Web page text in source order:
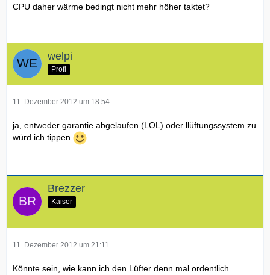
CPU daher wärme bedingt nicht mehr höher taktet?
welpi
Profi
11. Dezember 2012 um 18:54
ja, entweder garantie abgelaufen (LOL) oder llüftungssystem zu
würd ich tippen
Brezzer
Kaiser
11. Dezember 2012 um 21:11
Könnte sein, wie kann ich den Lüfter denn mal ordentlich